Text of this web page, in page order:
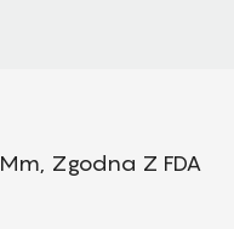
Zgodna Z FDA